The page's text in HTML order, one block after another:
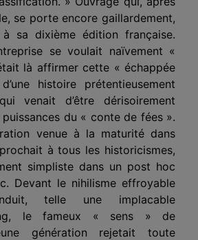
se porte encore gaillardement,
à sa dixième édition française.
se voulait naïvement «
là affirmer cette « échappée
histoire prétentieusement
venait d’être dérisoirement
du « conte de fées ».
venue à la maturité dans
à tous les historicismes,
simpliste dans un post hoc
Devant le nihilisme effroyable
telle une implacable
le fameux « sens » de
génération rejetait toute